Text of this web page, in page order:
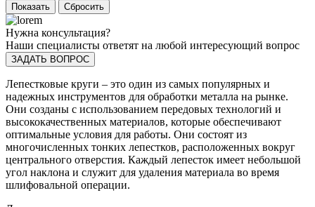
Нужна консультация?
Наши специалисты ответят на любой интересующий вопрос
ЗАДАТЬ ВОПРОС
Лепестковые круги – это один из самых популярных и
надежных инструментов для обработки металла на рынке.
Они созданы с использованием передовых технологий и
высококачественных материалов, которые обеспечивают
оптимальные условия для работы. Они состоят из
многочисленных тонких лепестков, расположенных вокруг
центрального отверстия. Каждый лепесток имеет небольшой
угол наклона и служит для удаления материала во время
шлифовальной операции.